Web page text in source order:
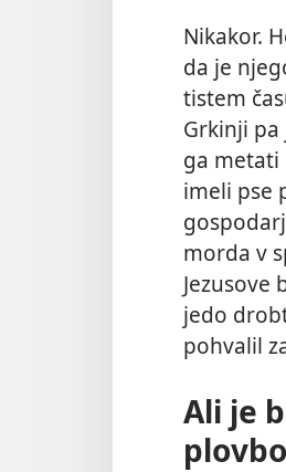
Nikakor.
da je
tistem
Grkinji
ga metati
imeli pse
morda v
Jezusove
jedo
pohvalil
Ali je